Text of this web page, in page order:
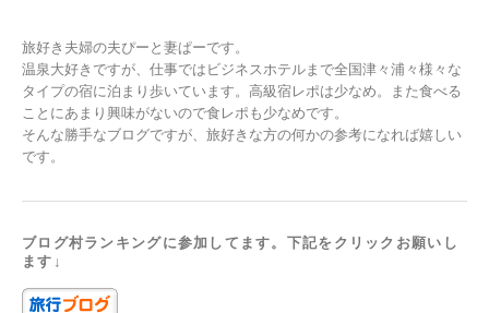
旅好き夫婦の夫ぴーと妻ぱーです。
温泉大好きですが、仕事ではビジネスホテルまで全国津々浦々様々な
タイプの宿に泊まり歩いています。高級宿レポは少なめ。また食べる
ことにあまり興味がないので食レポも少なめです。
そんな勝手なブログですが、旅好きな方の何かの参考になれば嬉しい
です。
ブログ村ランキングに参加してます。下記をクリックお願いし
ます↓